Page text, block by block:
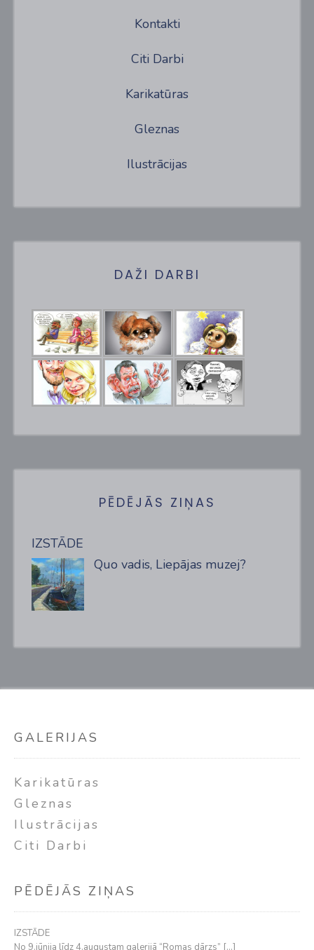
Kontakti
Citi Darbi
Karikatūras
Gleznas
Ilustrācijas
DAŽI DARBI
PĒDĒJĀS ZIŅAS
IZSTĀDE
Quo vadis, Liepājas muzej?
GALERIJAS
Karikatūras
Gleznas
Ilustrācijas
Citi Darbi
PĒDĒJĀS ZIŅAS
IZSTĀDE
No 9.jūnija līdz 4.augustam galerijā “Romas dārzs” […]